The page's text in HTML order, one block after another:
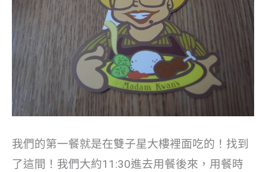
我們的第一餐就是在雙子星大樓裡面吃的！找到
了這間！我們大約11:30進去用餐後來，用餐時